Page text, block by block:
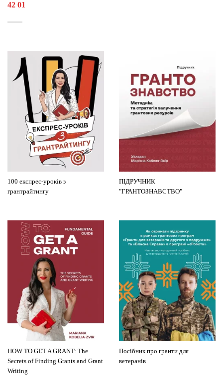
42 01
100 експрес-уроків з
грантрайтингу
ПІДРУЧНИК
"ГРАНТОЗНАВСТВО"
HOW TO GET A GRANT: The
Secrets of Finding Grants and Grant
Writing
Посібник про гранти для
ветеранів